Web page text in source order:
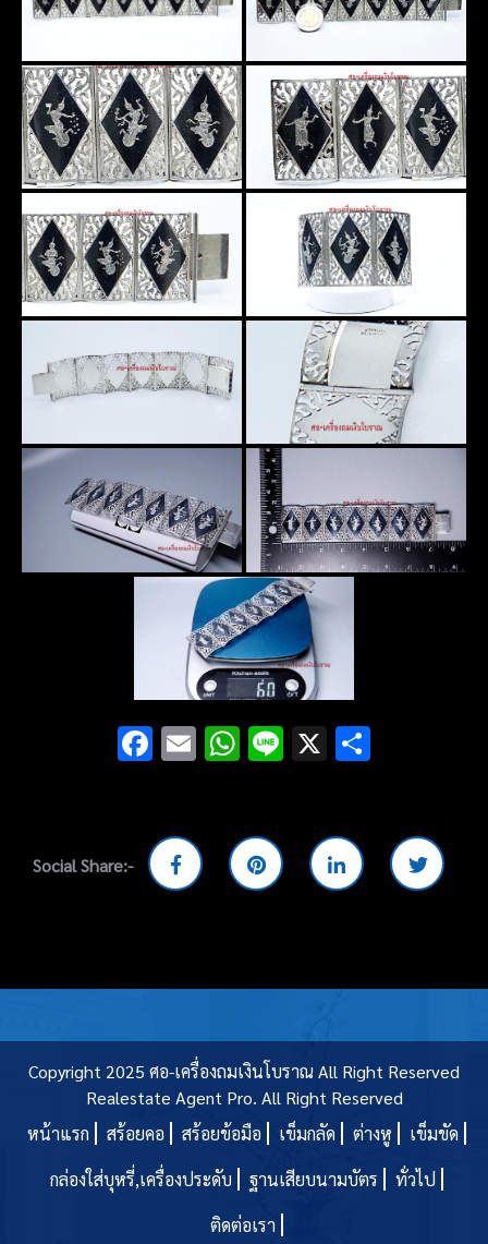
Thai
Facebook
EmailWhatsApp
Line
X
Social Share:-
Copyright 2025 ศอ-เครื่องถมเงินโบราณ All Right Reserved
Realestate Agent Pro. All Right Reserved
หน้าแรก
สร้อยคอ สร้อยข้อมือ เข็มกลัด ต่างหู
เข็มขัด
กล่องใส่บุหรี่,เครื่องประดับ
ฐานเสียบนามบัตร
ทั่วไป
ติดต่อเรา